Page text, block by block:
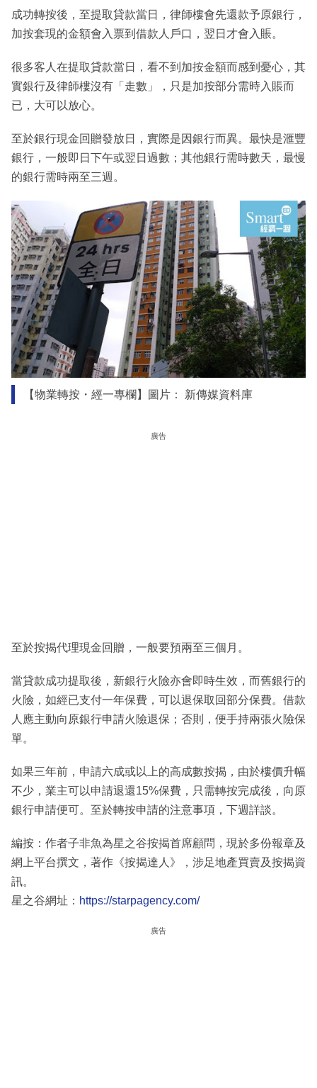
成功轉按後，至提取貸款當日，律師樓會先還款予原銀行，
加按套現的金額會入票到借款人戶口，翌日才會入賬。
很多客人在提取貸款當日，看不到加按金額而感到憂心，其
實銀行及律師樓沒有「走數」，只是加按部分需時入賬而
已，大可以放心。
至於銀行現金回贈發放日，實際是因銀行而異。最快是滙豐
銀行，一般即日下午或翌日過數；其他銀行需時數天，最慢
的銀行需時兩至三週。
【物業轉按・經一專欄】圖片： 新傳媒資料庫
廣告
至於按揭代理現金回贈，一般要預兩至三個月。
當貸款成功提取後，新銀行火險亦會即時生效，而舊銀行的
火險，如經已支付一年保費，可以退保取回部分保費。借款
人應主動向原銀行申請火險退保；否則，便手持兩張火險保
單。
如果三年前，申請六成或以上的高成數按揭，由於樓價升幅
不少，業主可以申請退還15%保費，只需轉按完成後，向原
銀行申請便可。至於轉按申請的注意事項，下週詳談。
編按：作者子非魚為星之谷按揭首席顧問，現於多份報章及
網上平台撰文，著作《按揭達人》，涉足地產買賣及按揭資
訊。
星之谷網址： https://starpagency.com/
廣告